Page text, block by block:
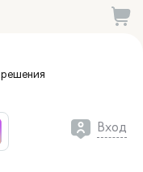
решения
Вход